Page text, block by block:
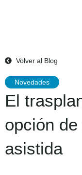
Volver al Blog
Novedades
El
opción
asistida